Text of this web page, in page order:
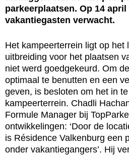
parkeerplaatsen. Op 14
vakantiegasten verwacht.
Het kampeerterrein ligt op het
uitbreiding voor het plaatsen
niet werd goedgekeurd. Om
optimaal te benutten en een
geven, is besloten om het in
kampeerterrein. Chadli
Formule Manager bij
ontwikkelingen: ‘Door de
is Résidence Valkenburg een
onder vakantiegangers’. Hij